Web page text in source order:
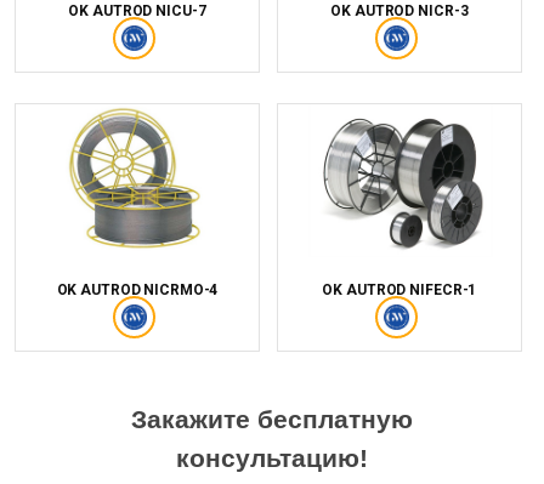
OK AUTROD NICU-7 OK AUTROD NICR-3
OK AUTROD NICRMO-4 OK AUTROD NIFECR-1
Закажите бесплатную
консультацию!